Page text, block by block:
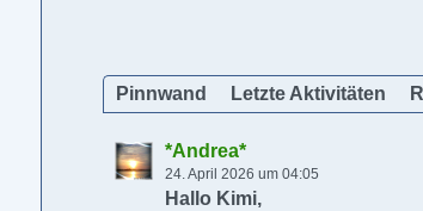
Pinnwand Letzte Aktivitäten
*Andrea*
24. April 2026 um 04:05
Hallo Kimi,